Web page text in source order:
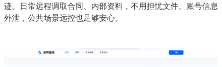
迹。日常远程调取合同、内部资料，不用担忧文件、账号信息
外泄，公共场景远控也足够安心。